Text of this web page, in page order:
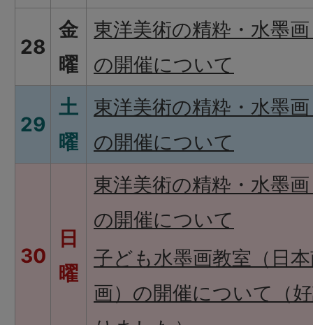
28
金
曜
東洋美術の精粋・水墨
の開催について
29
土
曜
東洋美術の精粋・水墨
の開催について
30
日
曜
東洋美術の精粋・水墨
の開催について
子ども水墨画教室（日
画）の開催について（